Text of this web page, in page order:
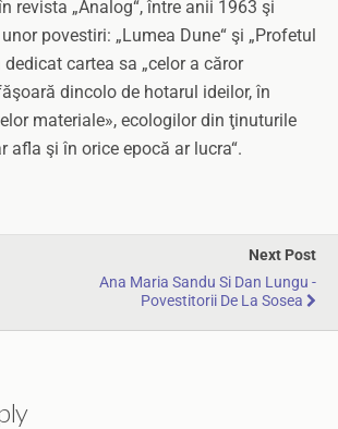
revista „Analog“, între anii 1963 şi
povestiri: „Lumea Dune“ şi „Profetul
dedicat cartea sa „celor a căror
dincolo de hotarul ideilor, în
materiale», ecologilor din ţinuturile
afla şi în orice epocă ar lucra“.
Next Post
Ana Maria Sandu Si Dan Lungu -
Povestitorii De La Sosea